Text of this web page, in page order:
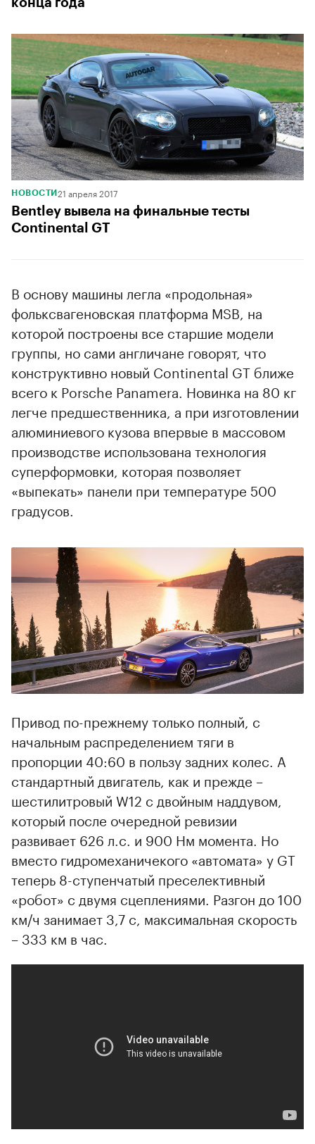
НОВОСТИ 21 апреля 2017
Bentley вывела на финальные тесты
Continental GT
В основу машины легла «продольная»
фольксвагеновская платформа MSB, на
которой построены все старшие модели
группы, но сами англичане говорят, что
конструктивно новый Continental GT ближе
всего к Porsche Panamera. Новинка на 80 кг
легче предшественника, а при изготовлении
алюминиевого кузова впервые в массовом
производстве использована технология
суперформовки, которая позволяет
«выпекать» панели при температуре 500
градусов.
Привод по-прежнему только полный, с
начальным распределением тяги в
пропорции 40:60 в пользу задних колес. А
стандартный двигатель, как и прежде –
шестилитровый W12 с двойным наддувом,
который после очередной ревизии
развивает 626 л.с. и 900 Нм момента. Но
вместо гидромеханичекого «автомата» у GT
теперь 8-ступенчатый преселективный
«робот» с двумя сцеплениями. Разгон до 100
км/ч занимает 3,7 с, максимальная скорость
– 333 км в час.